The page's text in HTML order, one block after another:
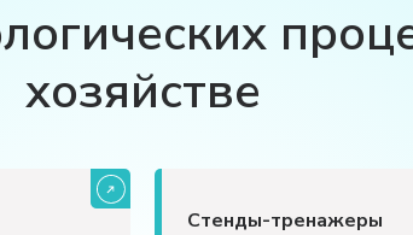
хозяйстве
Стенды-тренажеры